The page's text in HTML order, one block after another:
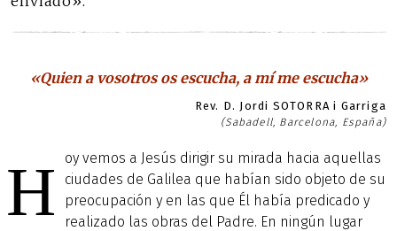
«Quien a vosotros os escucha, a mí me escucha»
Rev. D. Jordi SOTORRA i Garriga
(Sabadell, Barcelona, España)
H
oy vemos a Jesús dirigir su mirada hacia aquellas
ciudades de Galilea que habían sido objeto de su
preocupación y en las que Él había predicado y
realizado las obras del Padre. En ningún lugar